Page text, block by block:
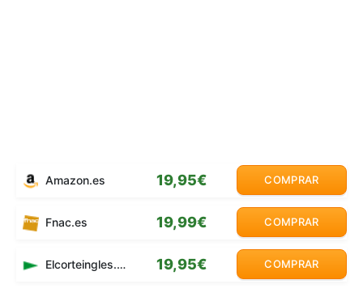
Amazon.es 19,95€ COMPRAR
Fnac.es 19,99€ COMPRAR
Elcorteingles.es 19,95€ COMPRAR